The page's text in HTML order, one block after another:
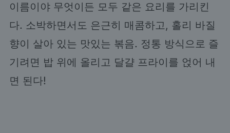
이름이야 무엇이든 모두 같은 요리를 가리킨
다. 소박하면서도 은근히 매콤하고, 홀리 바질
향이 살아 있는 맛있는 볶음. 정통 방식으로 즐
기려면 밥 위에 올리고 달걀 프라이를 얹어 내
면 된다!